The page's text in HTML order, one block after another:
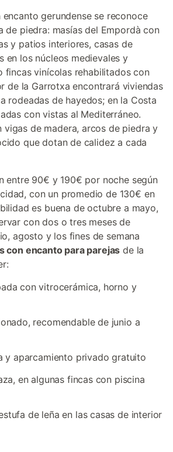
gerundense se reconoce
de piedra: masías del Empordà con
y patios interiores, casas de
en los núcleos medievales y
fincas vinícolas rehabilitados con
de la Garrotxa encontrará viviendas
rodeadas de hayedos; en la Costa
con vistas al Mediterráneo.
vigas de madera, arcos de piedra y
que dotan de calidez a cada
entre 90€ y 190€ por noche según
con un promedio de 130€ en
es buena de octubre a mayo,
con dos o tres meses de
agosto y los fines de semana
con encanto para parejas de la
con vitrocerámica, horno y
recomendable de junio a
y aparcamiento privado gratuito
en algunas fincas con piscina
de leña en las casas de interior